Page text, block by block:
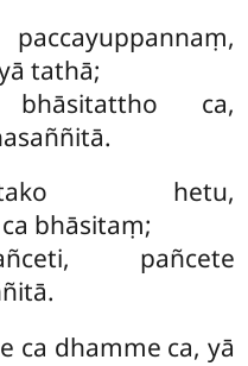
tathā;
bhāsitattho ca,
hetu,
bhāsitaṃ;
pañcete
ca dhamme ca, yā